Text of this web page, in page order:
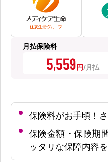
月払保険料
5,559円
保険料がお手頃！
保険金額・保険期
ッタリな保障内容